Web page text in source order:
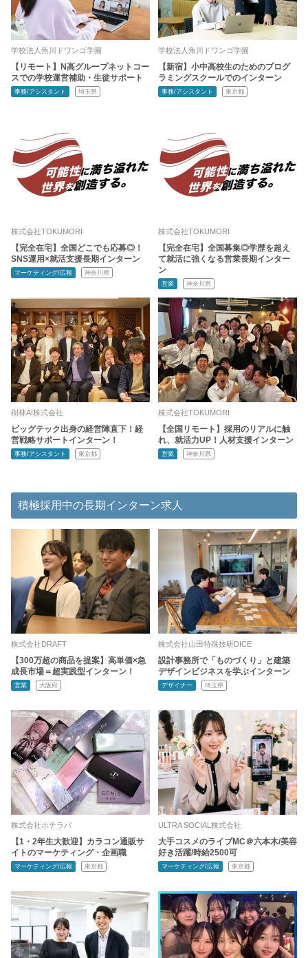
学校法人角川ドワンゴ学園
【リモート】N高グループネットコー
スでの学校運営補助・生徒サポート
事務/アシスタント 埼玉県
学校法人角川ドワンゴ学園
【新宿】小中高校生のためのプログ
ラミングスクールでのインターン
事務/アシスタント 東京都
株式会社TOKUMORI
【完全在宅】全国どこでも応募◎！
SNS運用×就活支援長期インターン
マーケティング/広報 神奈川県
株式会社TOKUMORI
【完全在宅】全国募集◎学歴を超え
て就活に強くなる営業長期インター
ン
営業 神奈川県
樹林AI株式会社
ビッグテック出身の経営陣直下！経
営戦略サポートインターン！
事務/アシスタント 東京都
株式会社TOKUMORI
【全国リモート】採用のリアルに触
れ、就活力UP！人材支援インターン
営業 神奈川県
積極採用中の長期インターン求人
株式会社DRAFT
【300万超の商品を提案】高単価×急
成長市場＝超実践型インターン！
営業 大阪府
株式会社山田特殊技研DICE
設計事務所で「ものづくり」と建築
デザインビジネスを学ぶインターン
デザイナー 埼玉県
株式会社ホテラバ
【1・2年生大歓迎】カラコン通販サ
イトのマーケティング・企画職
マーケティング/広報 東京都
ULTRA SOCIAL株式会社
大手コスメのライブMC＠六本木/美容
好き活躍/時給2500可
マーケティング/広報 東京都